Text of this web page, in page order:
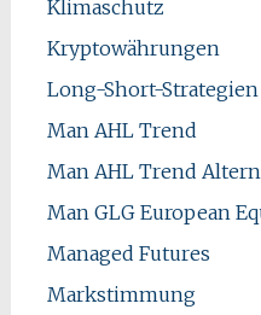
Klimaschutz
Kryptowährungen
Long-Short-Strategien
Man AHL Trend
Man AHL Trend
Man GLG European
Managed Futures
Markstimmung